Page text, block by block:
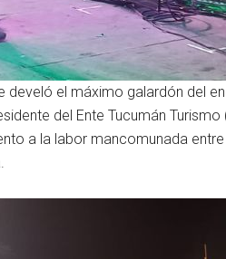
develó el máximo galardón del
del Ente Tucumán
a la labor mancomunada